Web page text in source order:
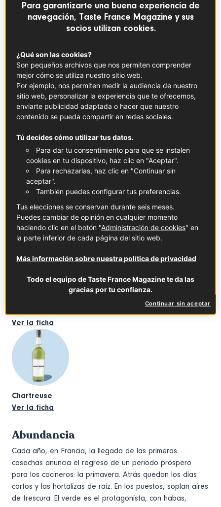
En este artículo
Cordero de Sisteron IGP Label Rouge
Ver la ficha
Fresas de Nimes IGP
Ver la ficha
Ver la ficha
Chartreuse
Ver la ficha
Abundancia
Cada año, en Francia, la llegada de las primeras
cosechas anuncia el regreso de un periodo próspero
para los cocineros: la primavera. Atrás quedan los días
cortos y las hortalizas de raíz. En los puestos, soplan aires
de frescura. El verde es el protagonista, con habas,
Para garantizarte una buena experiencia de
navegación, Taste France Magazine y sus
socios utilizan cookies.
¿Qué son las cookies?
Son pequeños archivos que nos permiten comprender
mejor cómo se utiliza nuestro sitio web.
Por ejemplo, nos permiten medir la audiencia de nuestro
sitio web, personalizar la experiencia que te ofrecemos,
enviarte publicidad adaptada o hacer que nuestro
contenido se pueda compartir en redes sociales.
Tú decides cómo utilizar tus datos.
Para dar tu consentimiento para que se instalen
cookies en tu dispositivo, haz clic en "Aceptar".
Para rechazarlas, haz clic en "Continuar sin
aceptar".
También puedes configurar tus preferencias.
Tus elecciones se conservan durante seis meses.
Puedes cambiar de opinión en cualquier momento
haciendo clic en el botón "Administración de cookies" en
la parte inferior de cada página del sitio web.
Más información sobre nuestra política de privacidad
Todo el equipo de Taste France Magazine te da las
gracias por tu confianza.
Continuar sin aceptar